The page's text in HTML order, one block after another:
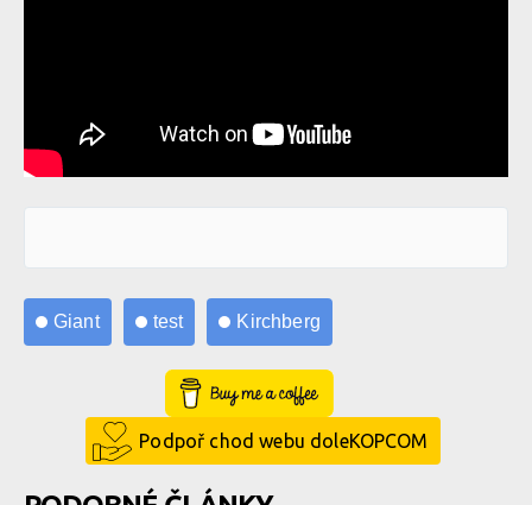
Giant test Kirchberg
Buy Me a Coffee
Podpoř chod webu doleKOPCOM